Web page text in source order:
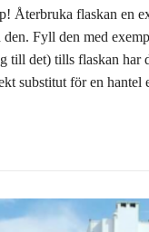
Återbruka flaskan en
Fyll den med
till det) tills flaskan har
substitut för en hantel